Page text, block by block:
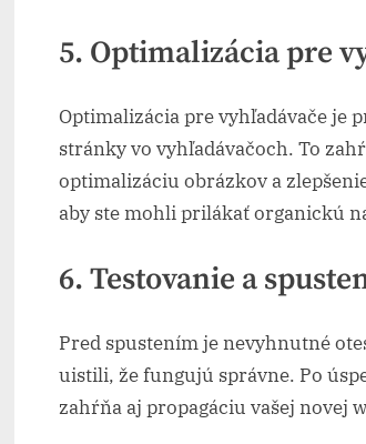
5. Optimalizácia pre
Optimalizácia pre vyhľadávače je
stránky vo vyhľadávačoch. To
optimalizáciu obrázkov a
aby ste mohli prilákať organickú
6. Testovanie a
Pred spustením je nevyhnutné
uistili, že fungujú správne. Po
zahŕňa aj propagáciu vašej novej